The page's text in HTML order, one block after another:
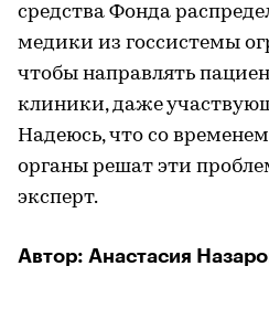
средства Фонда
медики из госсистемы
чтобы направлять
клиники, даже
Надеюсь, что со
органы решат эти
эксперт.
Автор: Анастасия